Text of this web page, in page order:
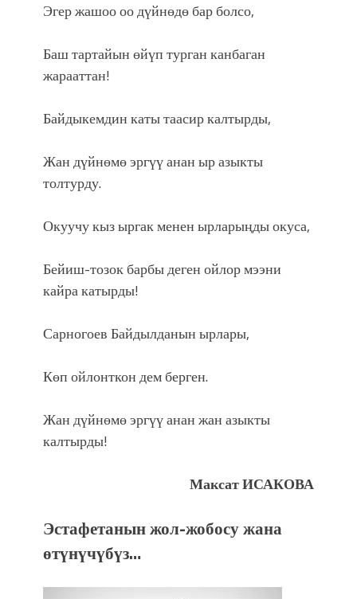
Эгер жашоо оо дүйнөдө бар болсо,
Баш тартайын өйүп турган канбаган
жарааттан!
Байдыкемдин каты таасир калтырды,
Жан дүйнөмө эргүү анан ыр азыкты
толтурду.
Окуучу кыз ыргак менен ырларыңды окуса,
Бейиш-тозок барбы деген ойлор мээни
кайра катырды!
Сарногоев Байдылданын ырлары,
Көп ойлонткон дем берген.
Жан дүйнөмө эргүү анан жан азыкты
калтырды!
Максат ИСАКОВА
Эстафетанын жол-жобосу жана
өтүнүчүбүз…